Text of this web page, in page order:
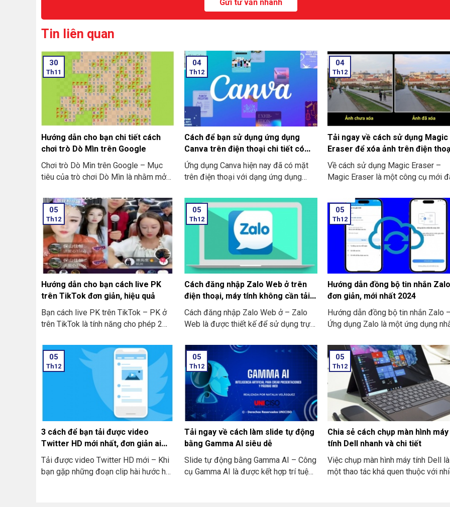
Tin liên quan
30
Th11
Hướng dẫn cho bạn chi tiết cách
chơi trò Dò Mìn trên Google
Chơi trò Dò Mìn trên Google – Mục
tiêu của trò chơi Dò Mìn là nhằm mở
Nếu là bạn mở phải ô chứa mìn thì bạn
sẽ là người thua cuộc. Ở dưới đây là
hướng dẫn chi tiết về cách chơi trò
chơi này:
04
Th12
Cách để bạn sử dụng ứng dụng
Canva trên điện thoại chi tiết có
làm mẫu
Ứng dụng Canva hiện nay đã có mặt
trên điện thoại với dạng ứng dụng
Nó giúp bạn không những dễ dàng
thao tác và chỉnh sửa. Mà còn thiết kế
các hình ảnh tại bất cứ đâu. Bạn có
thể tham khảo cách sử dụng Canva ở
trên điện thoại ngay dưới đây.
04
Th12
Tải ngay về cách sử dụng Magic
Eraser để xóa ảnh trên điện
Về cách sử dụng Magic Eraser –
Magic Eraser là một công cụ mới
chức năng này được hoạt động
tự như Content-Aware của ứng dụng
Photoshop. Bạn có thể dùng nó để
loại bỏ những chi tiết bạn không
muốn trên bất kỳ bức ảnh nào cùng
với sự hỗ trợ của AI. Cùng với thao
cực kỳ giản đơn đó là tô chọn vùng
cần xóa. Và thêm nữa AI sẽ tự động
xóa vùng đã chọn cho bạn.
05
Th12
Hướng dẫn cho bạn cách live PK
trên TikTok đơn giản, hiệu quả
Bạn cách live PK trên TikTok – PK ở
trên TikTok là tính năng cho phép 2
xem ai được nhiều lượt like hơn và
quà tặng nhiều nhất từ người xem trực
tiếp. Theo đó là cả 2 sẽ cùng đặt ra 1
yêu cầu mà người thua sẽ phải chịu
theo người thắng (thông thường là các
thử thách có tính vui nhộn).
05
Th12
Cách đăng nhập Zalo Web ở trên
điện thoại, máy tính không cần tải
về
Cách đăng nhập Zalo Web ở – Zalo
Web là được thiết kế để sử dụng trực
hoặc là điện thoại. Thay vì bạn phải tải
và cài đặt lại ứng dụng Zalo như
thông thường mà bạn thường dùng thì
bạn chỉ cần mở trình duyệt (Chrome,
Firefox, Edge, Safari…). Và tiến hành
việc truy cập vào trang web của Zalo.
Để được sử dụng các tính năng như là
nhắn tin, gọi điện, xem tin tức, tham
gia các nhóm…
05
Th12
Hướng dẫn đồng bộ tin nhắn Zalo
đơn giản, mới nhất 2024
Hướng dẫn đồng bộ tin nhắn Zalo –
Ứng dụng Zalo là một ứng dụng
quan trọng trong việc kết nối và làm
việc. Tuy nhiên, để chuyển đổi giữa
các thiết bị hoặc là lưu giữ dữ liệu tin
nhắn có thể gây khó khăn nếu là bạn
chưa biết cách đồng bộ tin nhắn.
05
Th12
3 cách để bạn tải được video
Twitter HD mới nhất, đơn giản ai
cũng làm được
Tải được video Twitter HD mới – Khi
bạn gặp những đoạn clip hài hước hay
05
Th12
Tải ngay về cách làm slide tự động
bằng Gamma AI siêu dễ
Slide tự động bằng Gamma AI – Công
cụ Gamma AI là được kết hợp trí tuệ
05
Th12
Chia sẻ cách chụp màn hình máy
tính Dell nhanh và chi tiết
Việc chụp màn hình máy tính Dell là
một thao tác khá quen thuộc với